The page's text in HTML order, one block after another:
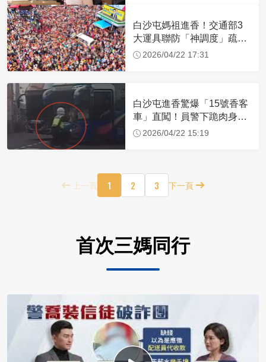
白沙屯媽祖進香！交通部3
大運具聯防「神調度」疏運
32.1萬創新高
2026/04/22 17:31
白沙屯進香驚爆「15號香客
車」直闖！員警下跪肉身擋
車：讓行人先過
2026/04/22 15:19
上一頁 1 2 3 下一頁
首次三媽同行